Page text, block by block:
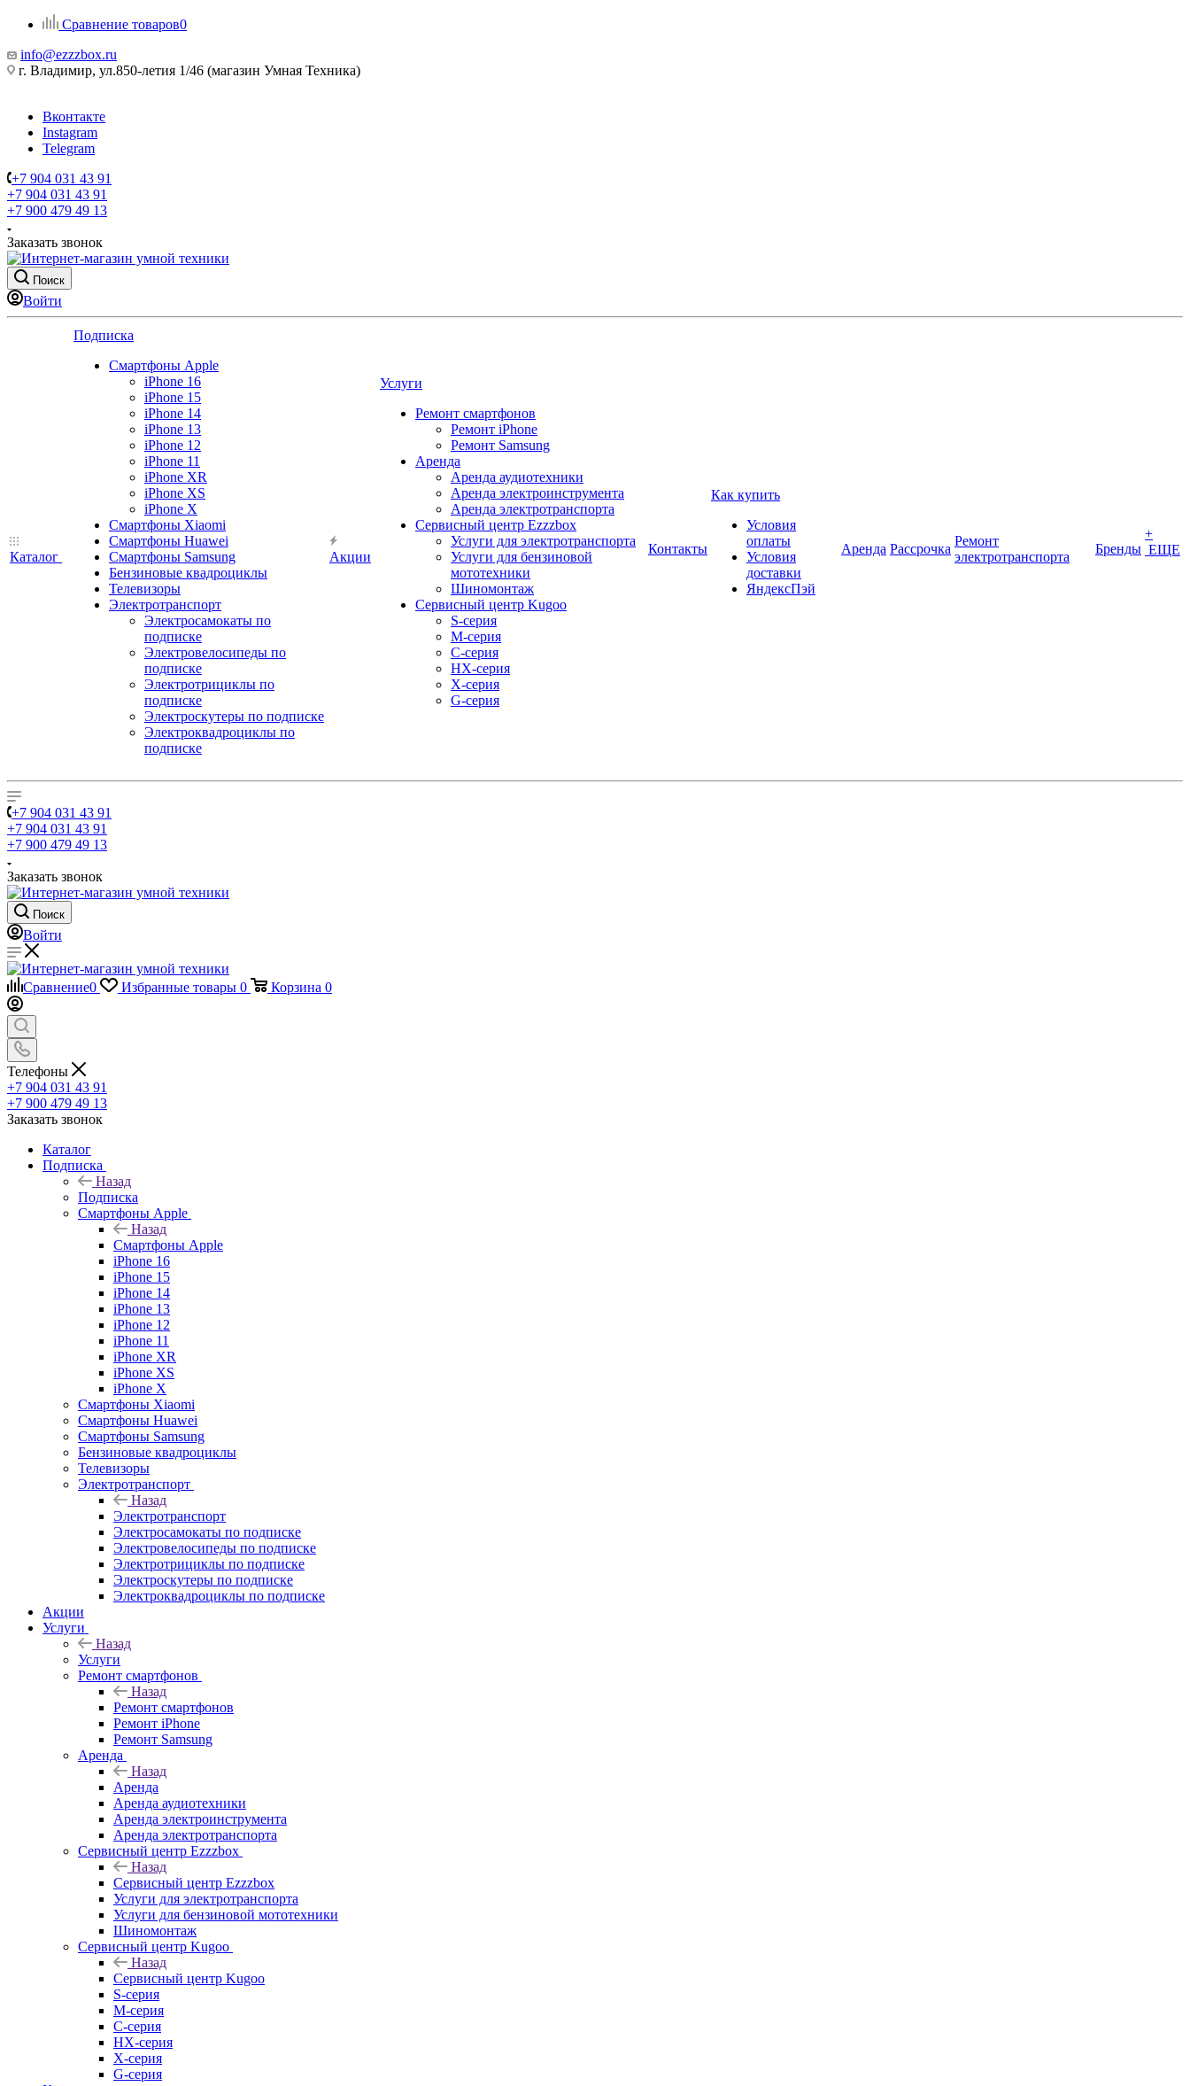
Сравнение товаров0
info@ezzzbox.ru
г. Владимир, ул.850-летия 1/46 (магазин Умная Техника)
Вконтакте
Instagram
Telegram
+7 904 031 43 91
+7 904 031 43 91
+7 900 479 49 13
Заказать звонок
Поиск
Войти
Каталог
Подписка
Смартфоны Apple
iPhone 16
iPhone 15
iPhone 14
iPhone 13
iPhone 12
iPhone 11
iPhone XR
iPhone XS
iPhone X
Смартфоны Xiaomi
Смартфоны Huawei
Смартфоны Samsung
Бензиновые квадроциклы
Телевизоры
Электротранспорт
Электросамокаты по
подписке
Электровелосипеды по
подписке
Электротрициклы по
подписке
Электроскутеры по подписке
Электроквадроциклы по
подписке
Акции
Услуги
Ремонт смартфонов
Ремонт iPhone
Ремонт Samsung
Аренда
Аренда аудиотехники
Аренда электроинструмента
Аренда электротранспорта
Сервисный центр Ezzzbox
Услуги для электротранспорта
Услуги для бензиновой
мототехники
Шиномонтаж
Сервисный центр Kugoo
S-cерия
M-серия
С-серия
HX-серия
X-серия
G-серия
Контакты
Как купить
Условия
оплаты
Условия
доставки
ЯндексПэй
Аренда Рассрочка
Ремонт
электротранспорта
Бренды
+
ЕЩЕ
+7 904 031 43 91
+7 904 031 43 91
+7 900 479 49 13
Заказать звонок
Поиск
Войти
Сравнение0 Избранные товары 0 Корзина 0
Телефоны
+7 904 031 43 91
+7 900 479 49 13
Заказать звонок
Каталог
Подписка
Назад
Подписка
Смартфоны Apple
Назад
Смартфоны Apple
iPhone 16
iPhone 15
iPhone 14
iPhone 13
iPhone 12
iPhone 11
iPhone XR
iPhone XS
iPhone X
Смартфоны Xiaomi
Смартфоны Huawei
Смартфоны Samsung
Бензиновые квадроциклы
Телевизоры
Электротранспорт
Назад
Электротранспорт
Электросамокаты по подписке
Электровелосипеды по подписке
Электротрициклы по подписке
Электроскутеры по подписке
Электроквадроциклы по подписке
Акции
Услуги
Назад
Услуги
Ремонт смартфонов
Назад
Ремонт смартфонов
Ремонт iPhone
Ремонт Samsung
Аренда
Назад
Аренда
Аренда аудиотехники
Аренда электроинструмента
Аренда электротранспорта
Сервисный центр Ezzzbox
Назад
Сервисный центр Ezzzbox
Услуги для электротранспорта
Услуги для бензиновой мототехники
Шиномонтаж
Сервисный центр Kugoo
Назад
Сервисный центр Kugoo
S-cерия
M-серия
С-серия
HX-серия
X-серия
G-серия